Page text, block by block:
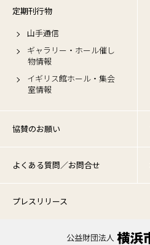
定期刊行物
山手通信
ギャラリー・ホール催し
物情報
イギリス館ホール・集会
室情報
協賛のお願い
よくある質問／お問合せ
プレスリリース